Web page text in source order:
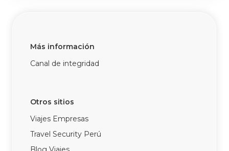
Más información
Canal de integridad
Otros sitios
Viajes Empresas
Travel Security Perú